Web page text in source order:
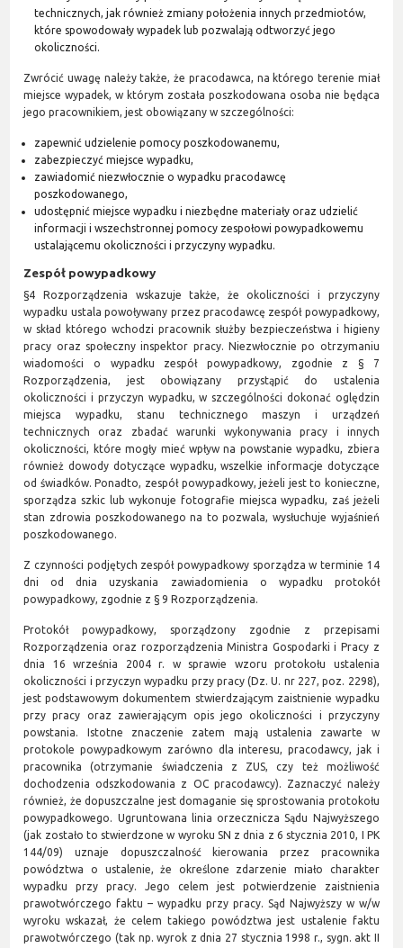
technicznych, jak również zmiany położenia innych przedmiotów,
które spowodowały wypadek lub pozwalają odtworzyć jego
okoliczności.
Zwrócić uwagę należy także, że pracodawca, na którego terenie miał
miejsce wypadek, w którym została poszkodowana osoba nie będąca
jego pracownikiem, jest obowiązany w szczególności:
zapewnić udzielenie pomocy poszkodowanemu,
zabezpieczyć miejsce wypadku,
zawiadomić niezwłocznie o wypadku pracodawcę
poszkodowanego,
udostępnić miejsce wypadku i niezbędne materiały oraz udzielić
informacji i wszechstronnej pomocy zespołowi powypadkowemu
ustalającemu okoliczności i przyczyny wypadku.
Zespół powypadkowy
§4 Rozporządzenia wskazuje także, że okoliczności i przyczyny
wypadku ustala powoływany przez pracodawcę zespół powypadkowy,
w skład którego wchodzi pracownik służby bezpieczeństwa i higieny
pracy oraz społeczny inspektor pracy. Niezwłocznie po otrzymaniu
wiadomości o wypadku zespół powypadkowy, zgodnie z § 7
Rozporządzenia, jest obowiązany przystąpić do ustalenia
okoliczności i przyczyn wypadku, w szczególności dokonać oględzin
miejsca wypadku, stanu technicznego maszyn i urządzeń
technicznych oraz zbadać warunki wykonywania pracy i innych
okoliczności, które mogły mieć wpływ na powstanie wypadku, zbiera
również dowody dotyczące wypadku, wszelkie informacje dotyczące
od świadków. Ponadto, zespół powypadkowy, jeżeli jest to konieczne,
sporządza szkic lub wykonuje fotografie miejsca wypadku, zaś jeżeli
stan zdrowia poszkodowanego na to pozwala, wysłuchuje wyjaśnień
poszkodowanego.
Z czynności podjętych zespół powypadkowy sporządza w terminie 14
dni od dnia uzyskania zawiadomienia o wypadku protokół
powypadkowy, zgodnie z § 9 Rozporządzenia.
Protokół powypadkowy, sporządzony zgodnie z przepisami
Rozporządzenia oraz rozporządzenia Ministra Gospodarki i Pracy z
dnia 16 września 2004 r. w sprawie wzoru protokołu ustalenia
okoliczności i przyczyn wypadku przy pracy (Dz. U. nr 227, poz. 2298),
jest podstawowym dokumentem stwierdzającym zaistnienie wypadku
przy pracy oraz zawierającym opis jego okoliczności i przyczyny
powstania. Istotne znaczenie zatem mają ustalenia zawarte w
protokole powypadkowym zarówno dla interesu, pracodawcy, jak i
pracownika (otrzymanie świadczenia z ZUS, czy też możliwość
dochodzenia odszkodowania z OC pracodawcy). Zaznaczyć należy
również, że dopuszczalne jest domaganie się sprostowania protokołu
powypadkowego. Ugruntowana linia orzecznicza Sądu Najwyższego
(jak zostało to stwierdzone w wyroku SN z dnia z 6 stycznia 2010, I PK
144/09) uznaje dopuszczalność kierowania przez pracownika
powództwa o ustalenie, że określone zdarzenie miało charakter
wypadku przy pracy. Jego celem jest potwierdzenie zaistnienia
prawotwórczego faktu – wypadku przy pracy. Sąd Najwyższy w w/w
wyroku wskazał, że celem takiego powództwa jest ustalenie faktu
prawotwórczego (tak np. wyrok z dnia 27 stycznia 1998 r., sygn. akt II